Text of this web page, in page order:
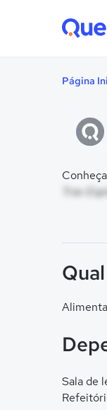
Página
Trav
Sala de